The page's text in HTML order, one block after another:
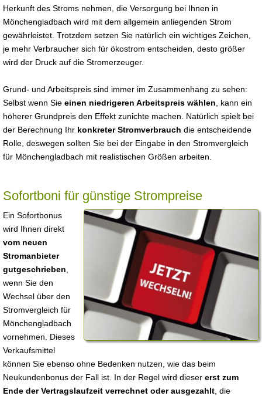
Herkunft des Stroms nehmen, die Versorgung bei Ihnen in
Mönchengladbach wird mit dem allgemein anliegenden Strom
gewährleistet. Trotzdem setzen Sie natürlich ein wichtiges Zeichen,
je mehr Verbraucher sich für ökostrom entscheiden, desto größer
wird der Druck auf die Stromerzeuger.
Grund- und Arbeitspreis sind immer im Zusammenhang zu sehen:
Selbst wenn Sie einen niedrigeren Arbeitspreis wählen , kann ein
höherer Grundpreis den Effekt zunichte machen. Natürlich spielt bei
der Berechnung Ihr konkreter Stromverbrauch die entscheidende
Rolle, deswegen sollten Sie bei der Eingabe in den Stromvergleich
für Mönchengladbach mit realistischen Größen arbeiten.
Sofortboni für günstige Strompreise
Ein Sofortbonus
wird Ihnen direkt
vom neuen
Stromanbieter
gutgeschrieben
wenn Sie den
Wechsel über den
Stromvergleich für
Mönchengladbach
vornehmen. Dieses
Verkaufsmittel
können Sie ebenso ohne Bedenken nutzen, wie das beim
Neukundenbonus der Fall ist. In der Regel wird dieser erst zum
Ende der Vertragslaufzeit verrechnet oder ausgezahlt , die